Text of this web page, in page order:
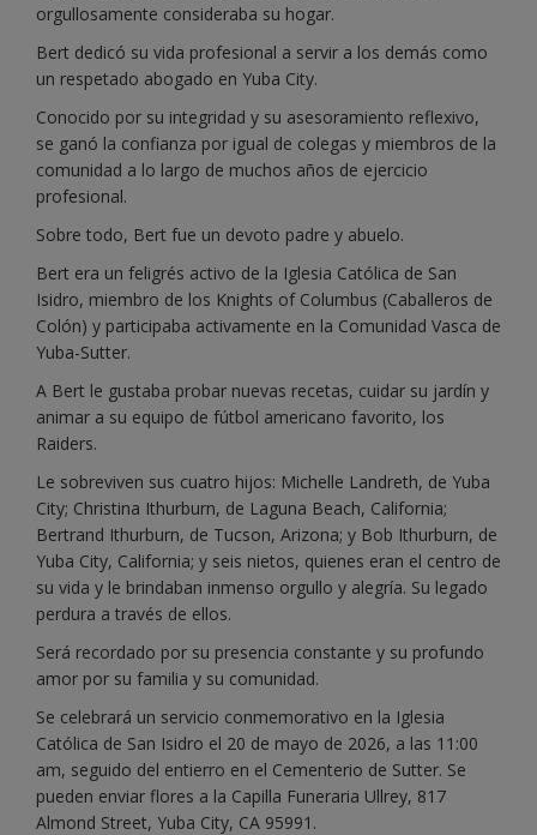
orgullosamente consideraba su hogar.
Bert dedicó su vida profesional a servir a los demás como
un respetado abogado en Yuba City.
Conocido por su integridad y su asesoramiento reflexivo,
se ganó la confianza por igual de colegas y miembros de la
comunidad a lo largo de muchos años de ejercicio
profesional.
Sobre todo, Bert fue un devoto padre y abuelo.
Bert era un feligrés activo de la Iglesia Católica de San
Isidro, miembro de los Knights of Columbus (Caballeros de
Colón) y participaba activamente en la Comunidad Vasca de
Yuba-Sutter.
A Bert le gustaba probar nuevas recetas, cuidar su jardín y
animar a su equipo de fútbol americano favorito, los
Raiders.
Le sobreviven sus cuatro hijos: Michelle Landreth, de Yuba
City; Christina Ithurburn, de Laguna Beach, California;
Bertrand Ithurburn, de Tucson, Arizona; y Bob Ithurburn, de
Yuba City, California; y seis nietos, quienes eran el centro de
su vida y le brindaban inmenso orgullo y alegría. Su legado
perdura a través de ellos.
Será recordado por su presencia constante y su profundo
amor por su familia y su comunidad.
Se celebrará un servicio conmemorativo en la Iglesia
Católica de San Isidro el 20 de mayo de 2026, a las 11:00
am, seguido del entierro en el Cementerio de Sutter. Se
pueden enviar flores a la Capilla Funeraria Ullrey, 817
Almond Street, Yuba City, CA 95991.